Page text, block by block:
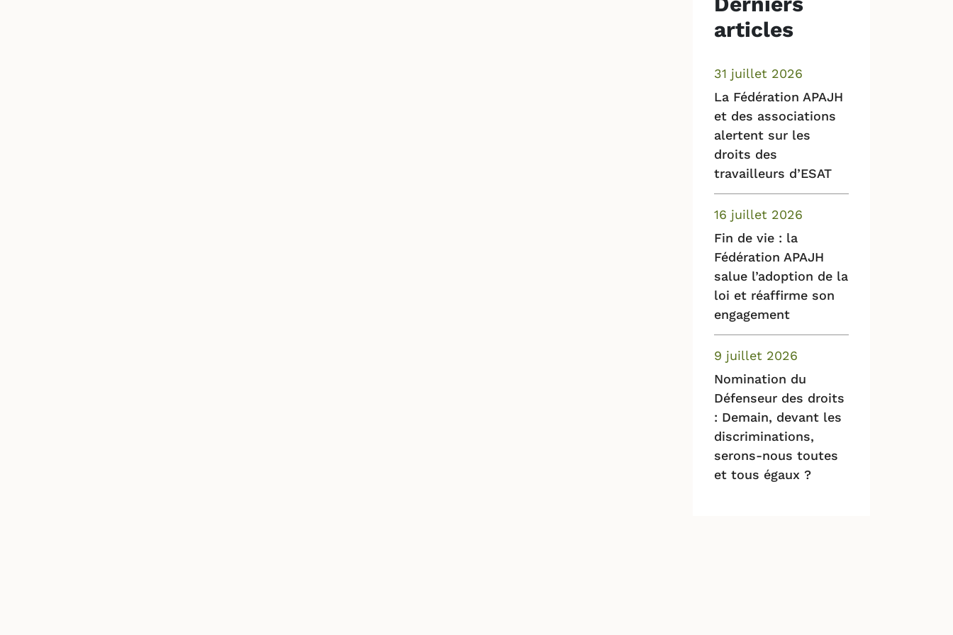
articles
La Fédération APAJH
et des associations
alertent sur les
droits des
travailleurs d’ESAT
31 juillet 2026
Fin de vie : la
Fédération APAJH
salue l’adoption de la
loi et réaffirme son
engagement
16 juillet 2026
Nomination du
Défenseur des droits
: Demain, devant les
discriminations,
serons-nous toutes
et tous égaux ?
9 juillet 2026